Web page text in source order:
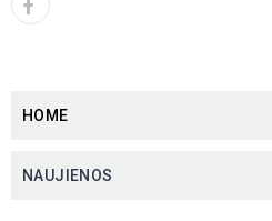
HOME
NAUJIENOS